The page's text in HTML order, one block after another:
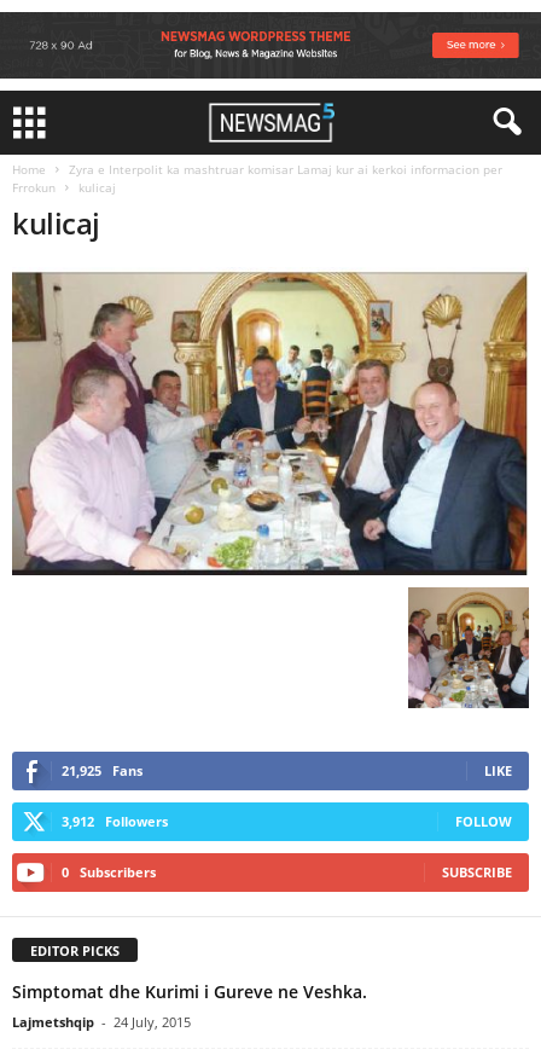
Home
Zyra e Interpolit ka mashtruar komisar Lamaj kur ai kerkoi informacion per
Frrokun
kulicaj
kulicaj
21,925 Fans LIKE
3,912 Followers FOLLOW
0 Subscribers SUBSCRIBE
EDITOR PICKS
Simptomat dhe Kurimi i Gureve ne Veshka.
Lajmetshqip - 24 July, 2015